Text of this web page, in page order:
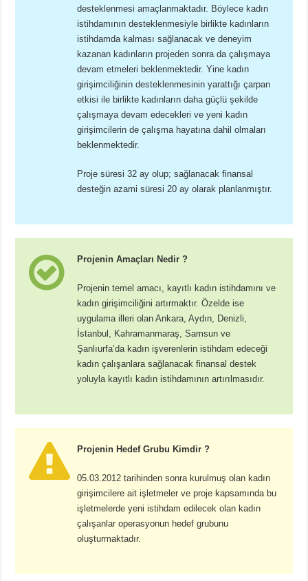
desteklenmesi amaçlanmaktadır. Böylece kadın
istihdamının desteklenmesiyle birlikte kadınların
istihdamda kalması sağlanacak ve deneyim
kazanan kadınların projeden sonra da çalışmaya
devam etmeleri beklenmektedir. Yine kadın
girişimciliğinin desteklenmesinin yarattığı çarpan
etkisi ile birlikte kadınların daha güçlü şekilde
çalışmaya devam edecekleri ve yeni kadın
girişimcilerin de çalışma hayatına dahil olmaları
beklenmektedir.
Proje süresi 32 ay olup; sağlanacak finansal
desteğin azami süresi 20 ay olarak planlanmıştır.
Projenin Amaçları Nedir ?
Projenin temel amacı, kayıtlı kadın istihdamını ve
kadın girişimciliğini artırmaktır. Özelde ise
uygulama illeri olan Ankara, Aydın, Denizli,
İstanbul, Kahramanmaraş, Samsun ve
Şanlıurfa’da kadın işverenlerin istihdam edeceği
kadın çalışanlara sağlanacak finansal destek
yoluyla kayıtlı kadın istihdamının artırılmasıdır.
Projenin Hedef Grubu Kimdir ?
05.03.2012 tarihinden sonra kurulmuş olan kadın
girişimcilere ait işletmeler ve proje kapsamında bu
işletmelerde yeni istihdam edilecek olan kadın
çalışanlar operasyonun hedef grubunu
oluşturmaktadır.